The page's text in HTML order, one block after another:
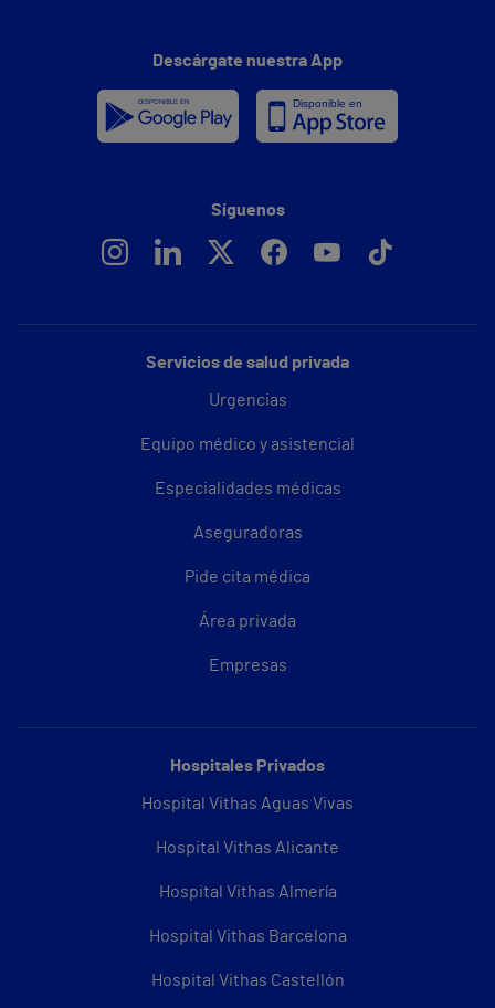
Servicios de salud privada
Urgencias
Equipo médico y asistencial
Especialidades médicas
Aseguradoras
Pide cita médica
Área privada
Empresas
Hospitales Privados
Hospital Vithas Aguas Vivas
Hospital Vithas Alicante
Hospital Vithas Almería
Hospital Vithas Barcelona
Hospital Vithas Castellón
Descárgate nuestra App
Síguenos